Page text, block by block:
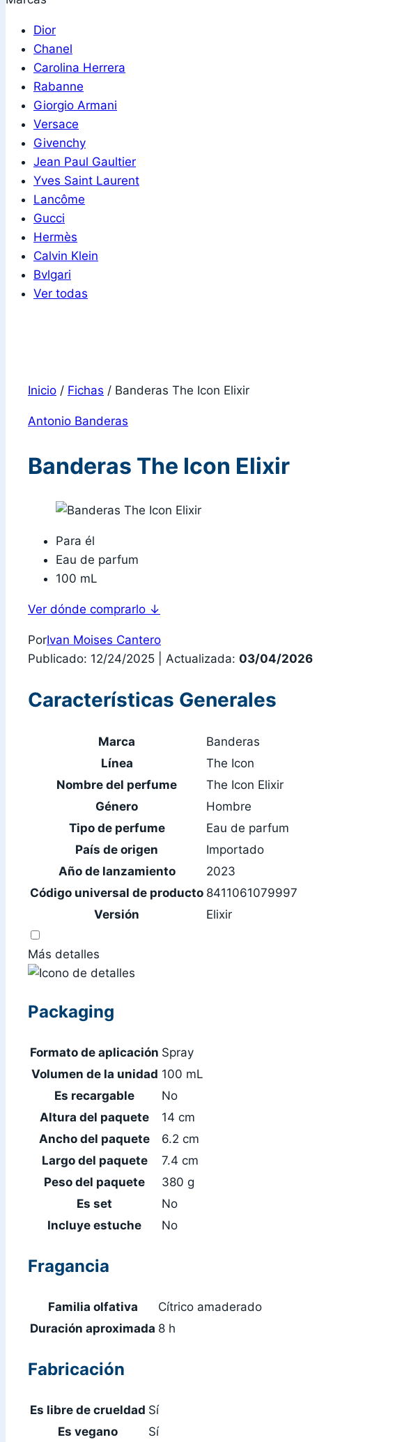
Dior
Chanel
Carolina Herrera
Rabanne
Giorgio Armani
Versace
Givenchy
Jean Paul Gaultier
Yves Saint Laurent
Lancôme
Gucci
Hermès
Calvin Klein
Bvlgari
Ver todas
Inicio / Fichas / Banderas The Icon Elixir
Antonio Banderas
Banderas The Icon Elixir
Para él
Eau de parfum
100 mL
Ver dónde comprarlo ↓
PorIvan Moises Cantero
Publicado: 12/24/2025
Actualizada: 03/04/2026
Características Generales
Marca
Banderas
Línea
The Icon
Nombre del perfume
The Icon Elixir
Género
Hombre
Tipo de perfume
Eau de parfum
País de origen
Importado
Año de lanzamiento
2023
Código universal de producto 8411061079997
Versión
Elixir
Más detalles
Packaging
Formato de aplicación Spray
Volumen de la unidad 100 mL
Es recargable
No
Altura del paquete
14 cm
Ancho del paquete
6.2 cm
Largo del paquete
7.4 cm
Peso del paquete
380 g
Es set
No
Incluye estuche
No
Fragancia
Familia olfativa
Cítrico amaderado
Duración aproximada 8 h
Fabricación
Es libre de crueldad Sí
Es vegano
Sí